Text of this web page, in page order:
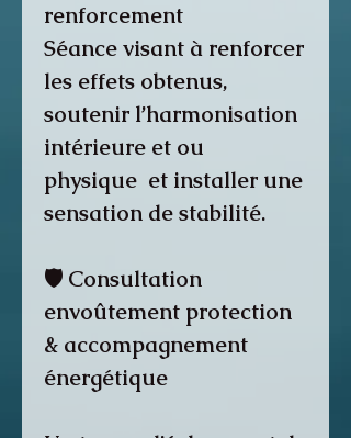
renforcement
Séance visant à renforcer
les effets obtenus,
soutenir l’harmonisation
intérieure et ou
physique et installer une
sensation de stabilité.
🛡️ Consultation
envoûtement protection
& accompagnement
énergétique